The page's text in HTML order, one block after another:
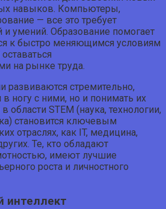
навыков. Компьютеры,
— все это требует
умений. Образование помогает
к быстро меняющимся условиям
на рынке труда.
развиваются стремительно,
ногу с ними, но и понимать их
области STEM (наука, технологии,
становится ключевым
отраслях, как IT, медицина,
Те, кто обладают
имеют лучшие
роста и личностного
интеллект